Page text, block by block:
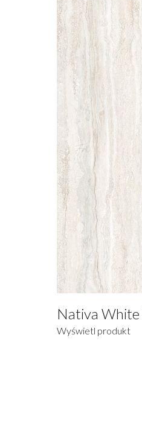
Nativa
Wyświetl produkt